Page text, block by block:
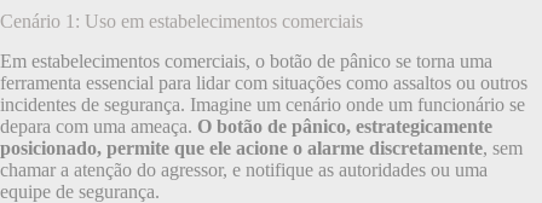
Cenário 1: Uso em estabelecimentos comerciais
Em estabelecimentos comerciais, o botão de pânico se torna uma
ferramenta essencial para lidar com situações como assaltos ou outros
incidentes de segurança. Imagine um cenário onde um funcionário se
depara com uma ameaça. O botão de pânico, estrategicamente
posicionado, permite que ele acione o alarme discretamente, sem
chamar a atenção do agressor, e notifique as autoridades ou uma
equipe de segurança.